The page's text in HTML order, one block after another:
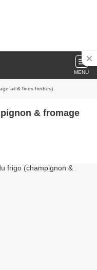
MENU
ail & fines herbes)
& fromage